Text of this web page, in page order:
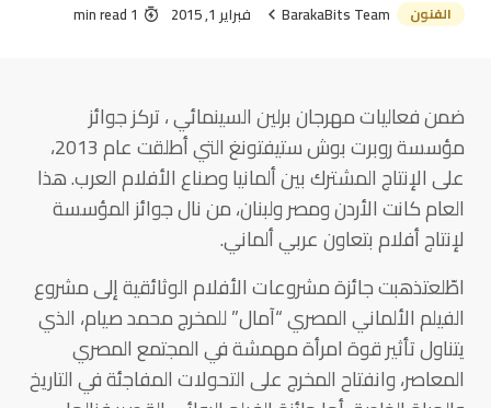
الفنون BarakaBits Team فبراير 1, 2015 1 min read
ضمن فعاليات مهرجان برلين السينمائي ، تركز جوائز
مؤسسة روبرت بوش ستيفتونغ التي أطلقت عام 2013،
على الإنتاج المشترك بين ألمانيا وصناع الأفلام العرب. هذا
العام كانت الأردن ومصر ولبنان، من نال جوائز المؤسسة
لإنتاج أفلام بتعاون عربي ألماني.
اطّلعتذهبت جائزة مشروعات الأفلام الوثائقية إلى مشروع
الفيلم الألماني المصري “آمال” للمخرج محمد صيام، الذي
يتناول تأثير قوة امرأة مهمشة في المجتمع المصري
المعاصر، وانفتاح المخرج على التحولات المفاجئة في التاريخ